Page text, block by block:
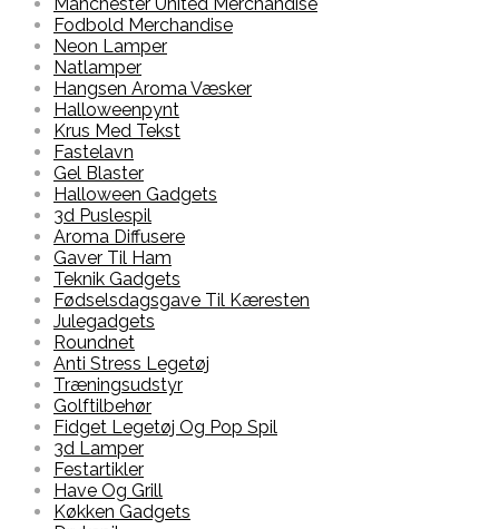
Fodbold Merchandise
Neon Lamper
Natlamper
Hangsen Aroma Væsker
Halloweenpynt
Krus Med Tekst
Fastelavn
Gel Blaster
Halloween Gadgets
3d Puslespil
Aroma Diffusere
Gaver Til Ham
Teknik Gadgets
Fødselsdagsgave Til Kæresten
Julegadgets
Roundnet
Anti Stress Legetøj
Træningsudstyr
Golftilbehør
Fidget Legetøj Og Pop Spil
3d Lamper
Festartikler
Have Og Grill
Køkken Gadgets